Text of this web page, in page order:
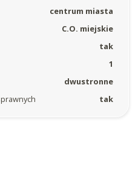
centrum miasta
C.O. miejskie
tak
1
dwustronne
tak